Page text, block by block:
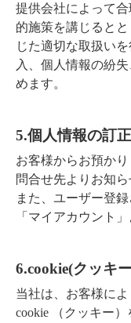
提供会社によって
的施策を講じると
じた適切な取扱い
入、個人情報の紛
めます。
5.個人情報の訂
お客様からお預か
問合せ先よりお知ら
また、ユーザー登
「マイアカウント
6.cookie(クッキ
当社は、お客様に
cookie （クッキー